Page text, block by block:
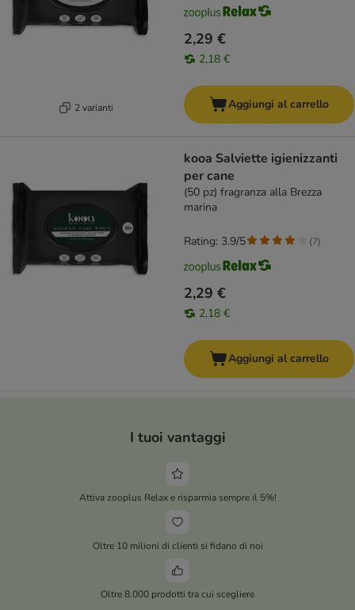
2 varianti
2,29 €
2,18 €
Aggiungi al carrello
kooa Salviette igienizzanti
per cane
(50 pz) fragranza alla Brezza
marina
2,29 €
2,18 €
Rating: 3.9/5 (7)
Aggiungi al carrello
I tuoi vantaggi
Attiva zooplus Relax e risparmia sempre il 5%!
Oltre 10 milioni di clienti si fidano di noi
Oltre 8.000 prodotti tra cui scegliere